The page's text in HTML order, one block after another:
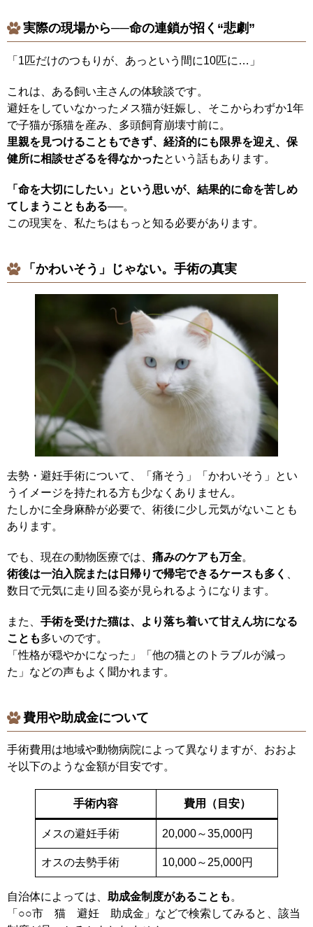
実際の現場から──命の連鎖が招く“悲劇”
「1匹だけのつもりが、あっという間に10匹に…」
これは、ある飼い主さんの体験談です。
避妊をしていなかったメス猫が妊娠し、そこからわずか1年
で子猫が孫猫を産み、多頭飼育崩壊寸前に。
里親を見つけることもできず、経済的にも限界を迎え、保
健所に相談せざるを得なかったという話もあります。
「命を大切にしたい」という思いが、結果的に命を苦しめ
てしまうこともある──。
この現実を、私たちはもっと知る必要があります。
「かわいそう」じゃない。手術の真実
去勢・避妊手術について、「痛そう」「かわいそう」とい
うイメージを持たれる方も少なくありません。
たしかに全身麻酔が必要で、術後に少し元気がないことも
あります。
でも、現在の動物医療では、 痛みのケアも万全。
術後は一泊入院または日帰りで帰宅できるケースも多く
数日で元気に走り回る姿が見られるようになります。
また、 手術を受けた猫は、より落ち着いて甘えん坊になる
ことも多いのです。
「性格が穏やかになった」「他の猫とのトラブルが減っ
た」などの声もよく聞かれます。
費用や助成金について
手術費用は地域や動物病院によって異なりますが、おおよ
そ以下のような金額が目安です。
手術内容 費用（目安）
メスの避妊手術 20,000～35,000円
オスの去勢手術 10,000～25,000円
自治体によっては、 助成金制度があることも。
「○○市 猫 避妊 助成金」などで検索してみると、該当